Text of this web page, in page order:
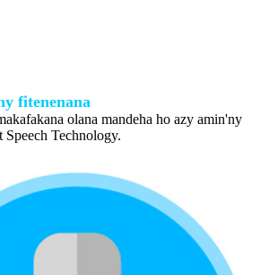
fitenenana
olana mandeha ho azy amin'ny
Technology.